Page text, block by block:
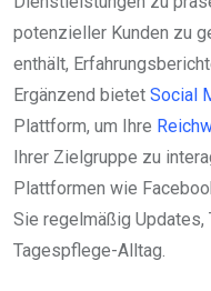
potenzieller Kunden zu
enthält,
Ergänzend bietet Social
Plattform, um Ihre
Ihrer Zielgruppe zu
Plattformen wie
Sie regelmäßig
Tagespflege-Alltag.